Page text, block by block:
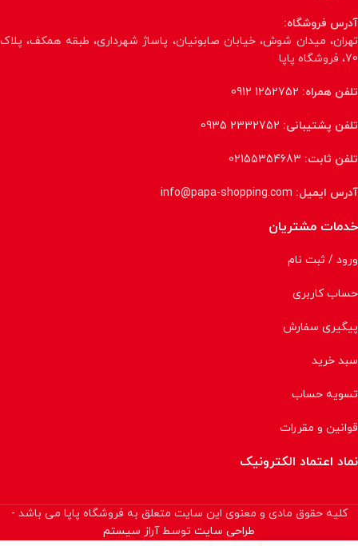
آدرس فروشگاه:
تهران، میدان شوش، خیابان صابونیان، پاساژ شهرداری، طبقه همکف، پلاک
70، فروشگاه پاپا
تلفن همراه: 1252752 0912
تلفن پشتیبانی: 2332752 0935
تلفن ثابت: 02155354683
آدرس ایمیل: info@papa-shopping.com
خدمات مشتریان
ورود / ثبت نام
حساب کاربری
پیگیری سفارش
سبد خرید
تسویه حساب
قوانین و مقررات
نماد اعتماد الکترونیک
کلیه حقوق مادی و معنوی این سایت متعلق به فروشگاه پاپا می باشد -
طراحی سایت توسطآراز سیستم